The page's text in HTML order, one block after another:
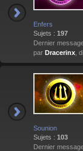
Enfers
Sujets : 197
Dernier
par Dracerinx ,
Sounion
Sujets : 103
Dernier